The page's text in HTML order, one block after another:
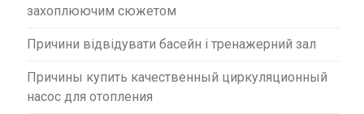
захоплюючим сюжетом
Причини відвідувати басейн і тренажерний зал
Причины купить качественный циркуляционный
насос для отопления